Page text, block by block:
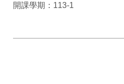
開課學期：113-1